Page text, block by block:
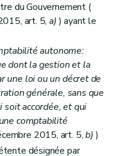
des services comptables et financiers
au compte général
du Gouvernement (
art. 5,a) ) ayant le
autonome:
dont la gestion et la
une loi ou un décret de
générale, sans que
accordée, et qui
comptabilité
2015, art. 5,b) )
désignée par